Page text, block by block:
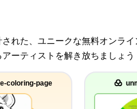
れた、ユニークな無料オンラ
ーティストを解き放ちましょう
coloring-page